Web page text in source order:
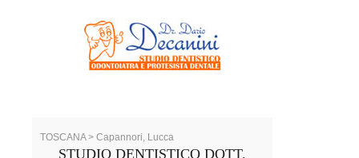
TOSCANA > Capannori, Lucca
STUDIO DENTISTICO DOTT.